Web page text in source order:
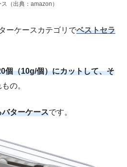
（出典：amazon）
ーケースカテゴリでベストセラ
個（10g/個）にカットして、そ
の。
ターケースです。